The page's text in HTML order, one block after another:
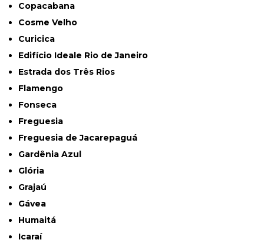
Copacabana
Cosme Velho
Curicica
Edifício Ideale Rio de Janeiro
Estrada dos Três Rios
Flamengo
Fonseca
Freguesia
Freguesia de Jacarepaguá
Gardênia Azul
Glória
Grajaú
Gávea
Humaitá
Icaraí